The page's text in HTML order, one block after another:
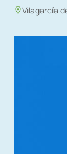
Vilagarcía